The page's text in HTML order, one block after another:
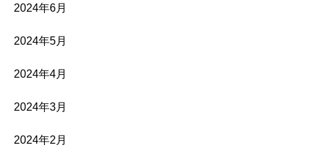
2024年6月
2024年5月
2024年4月
2024年3月
2024年2月